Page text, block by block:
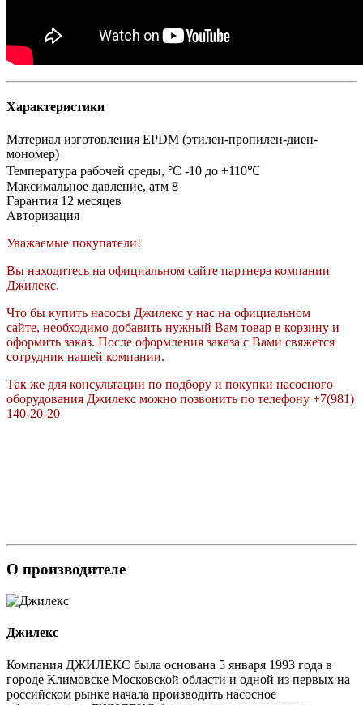
Характеристики
Материал изготовления EPDM (этилен-пропилен-диен-
мономер)
Температура рабочей среды, °C -10 до +110℃
Максимальное давление, атм 8
Гарантия 12 месяцев
Авторизация
Уважаемые покупатели!
Вы находитесь на официальном сайте партнера компании
Джилекс.
Что бы купить насосы Джилекс у нас на официальном
сайте, необходимо добавить нужный Вам товар в корзину и
оформить заказ. После оформления заказа с Вами свяжется
сотрудник нашей компании.
Так же для консультации по подбору и покупки насосного
оборудования Джилекс можно позвонить по телефону +7(981)
140-20-20
О производителе
Джилекс
Компания ДЖИЛЕКС была основана 5 января 1993 года в
городе Климовске Московской области и одной из первых на
российском рынке начала производить насосное